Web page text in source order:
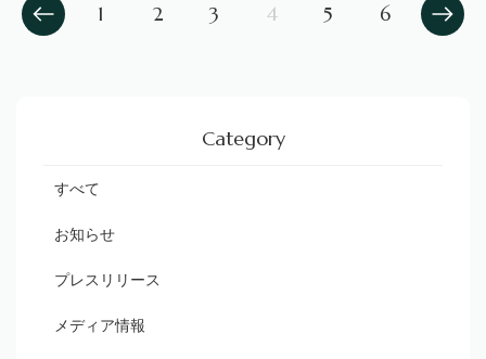
1 2 3 4 5 6
Category
すべて
お知らせ
プレスリリース
メディア情報